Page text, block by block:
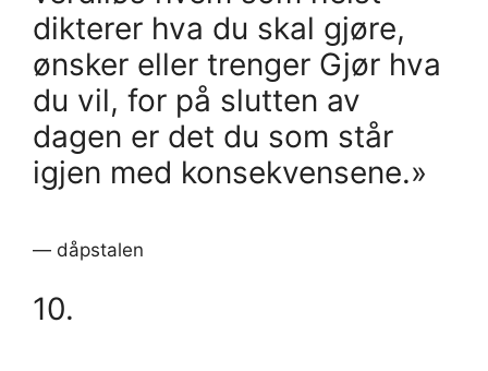
dikterer hva du skal gjøre,
ønsker eller trenger Gjør hva
du vil, for på slutten av
dagen er det du som står
igjen med konsekvensene.»
— dåpstalen
10.